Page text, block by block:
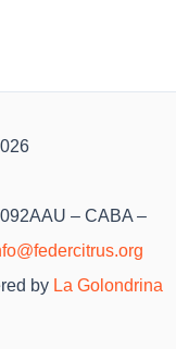
– CABA –
by La Golondrina